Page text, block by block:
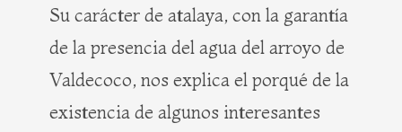
Su carácter de atalaya, con la garantía
de la presencia del agua del arroyo de
Valdecoco, nos explica el porqué de la
existencia de algunos interesantes